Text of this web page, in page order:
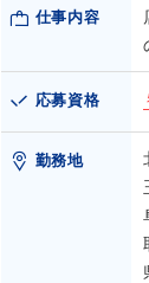
仕事内容
応募資格
勤務地